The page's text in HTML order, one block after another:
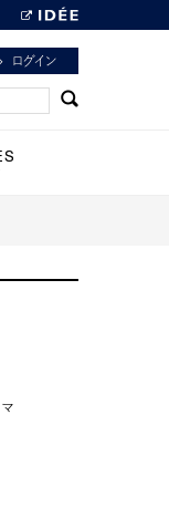
ログイン